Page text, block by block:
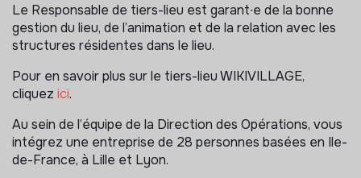
Le Responsable de tiers-lieu est garant∙e de la bonne
gestion du lieu, de l’animation et de la relation avec les
structures résidentes dans le lieu.
Pour en savoir plus sur le tiers-lieu WIKIVILLAGE,
cliquez ici.
Au sein de l’équipe de la Direction des Opérations, vous
intégrez une entreprise de 28 personnes basées en Ile-
de-France, à Lille et Lyon.